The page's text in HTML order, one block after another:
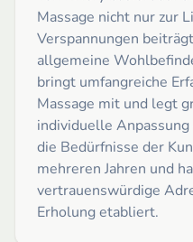
Massage nicht nur zur
Verspannungen
allgemeine
bringt umfangreiche
Massage mit und legt
individuelle
die Bedürfnisse der
mehreren Jahren und
vertrauenswürdige
Erholung etabliert.